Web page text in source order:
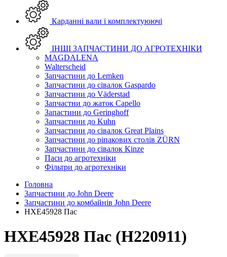
Карданні вали і комплектуюючі
ІНШІ ЗАПЧАСТИНИ ДО АГРОТЕХНІКИ
MAGDALENA
Walterscheid
Запчастини до Lemken
Запчастини до сівалок Gaspardo
Запчастини до Väderstad
Запчастни до жаток Capello
Запастини до Geringhoff
Запчастини до Kuhn
Запчастини до сівалок Great Plains
Запчастини до ріпакових столів ZÜRN
Запчастини до сівалок Kinze
Паси до агротехніки
Фільтри до агротехніки
Головна
Запчастини до John Deere
Запчастини до комбайнів John Deere
HXE45928 Пас
HXE45928 Пас (H220911)